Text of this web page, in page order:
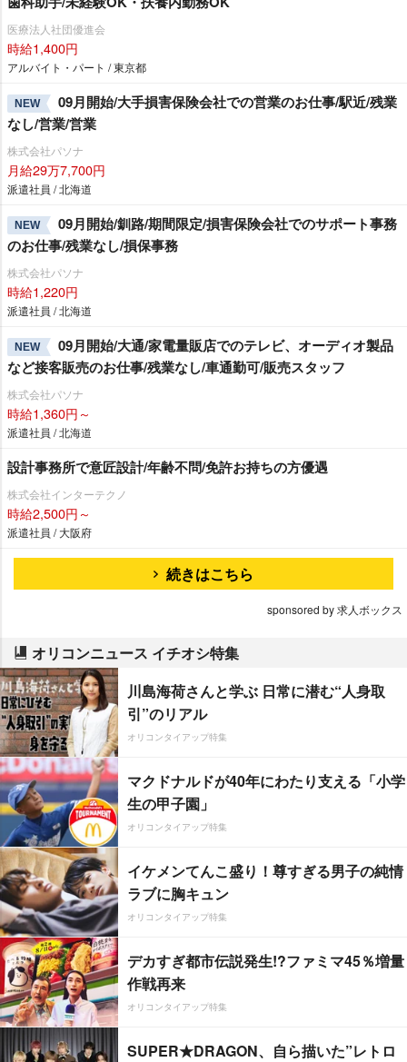
医療法人社団優進会
時給1,400円
アルバイト・パート / 東京都
NEW
09月開始/大手損害保険会社での営業のお仕事/駅近/残業
なし/営業/営業
株式会社パソナ
月給29万7,700円
派遣社員 / 北海道
NEW
09月開始/釧路/期間限定/損害保険会社でのサポート事務
のお仕事/残業なし/損保事務
株式会社パソナ
時給1,220円
派遣社員 / 北海道
NEW
09月開始/大通/家電量販店でのテレビ、オーディオ製品
など接客販売のお仕事/残業なし/車通勤可/販売スタッフ
株式会社パソナ
時給1,360円～
派遣社員 / 北海道
設計事務所で意匠設計/年齢不問/免許お持ちの方優遇
株式会社インターテクノ
時給2,500円～
派遣社員 / 大阪府
続きはこちら
sponsored by 求人ボックス
オリコンニュース イチオシ特集
川島海荷さんと学ぶ 日常に潜む“人身取
引”のリアル
オリコンタイアップ特集
マクドナルドが40年にわたり支える「小学
生の甲子園」
オリコンタイアップ特集
イケメンてんこ盛り！尊すぎる男子の純情
ラブに胸キュン
オリコンタイアップ特集
デカすぎ都市伝説発生!?ファミマ45％増量
作戦再来
オリコンタイアップ特集
SUPER★DRAGON、自ら描いた”レトロ